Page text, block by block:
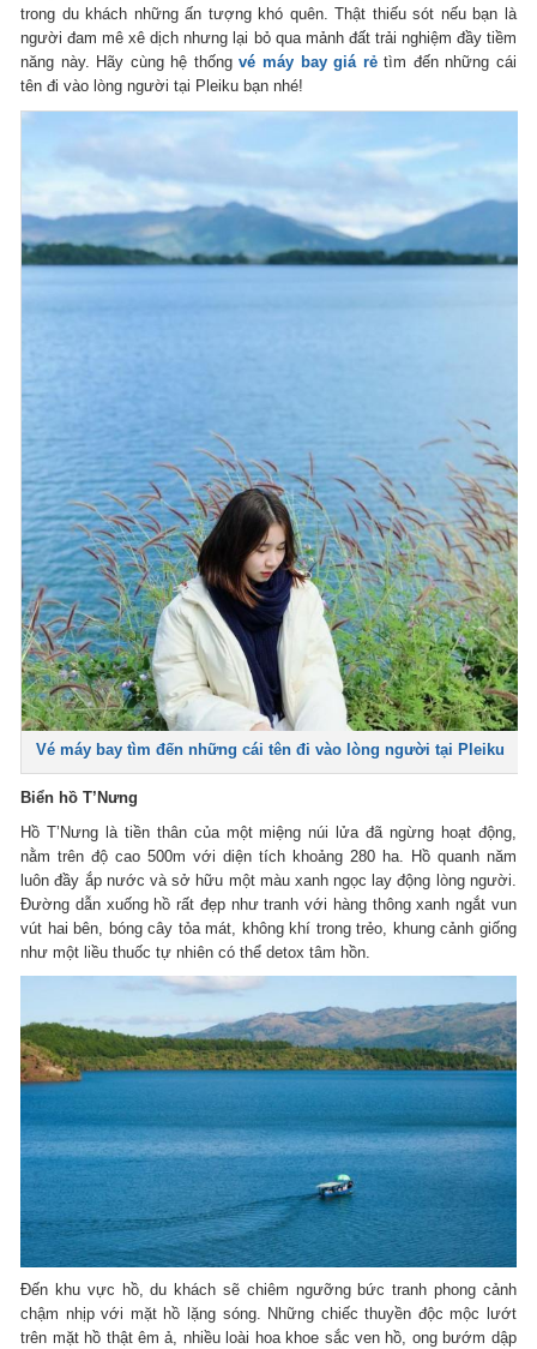
trong du khách những ấn tượng khó quên. Thật thiếu sót nếu bạn là
người đam mê xê dịch nhưng lại bỏ qua mảnh đất trải nghiệm đầy tiềm
năng này. Hãy cùng hệ thốngvé máy bay giá rẻtìm đến những cái
tên đi vào lòng người tại Pleiku bạn nhé!
Vé máy bay tìm đến những cái tên đi vào lòng người tại Pleiku
Biển hồ T’Nưng
Hồ T’Nưng là tiền thân của một miệng núi lửa đã ngừng hoạt động,
nằm trên độ cao 500m với diện tích khoảng 280 ha. Hồ quanh năm
luôn đầy ắp nước và sở hữu một màu xanh ngọc lay động lòng người.
Đường dẫn xuống hồ rất đẹp như tranh với hàng thông xanh ngắt vun
vút hai bên, bóng cây tỏa mát, không khí trong trẻo, khung cảnh giống
như một liều thuốc tự nhiên có thể detox tâm hồn.
Đến khu vực hồ, du khách sẽ chiêm ngưỡng bức tranh phong cảnh
chậm nhịp với mặt hồ lặng sóng. Những chiếc thuyền độc mộc lướt
trên mặt hồ thật êm ả, nhiều loài hoa khoe sắc ven hồ, ong bướm dập